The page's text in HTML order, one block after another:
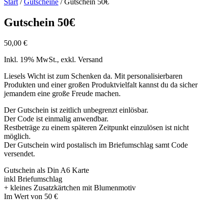
Gutschein 50€
50,00 €
Inkl. 19% MwSt., exkl. Versand
Liesels Wicht ist zum Schenken da. Mit personalisierbaren
Produkten und einer großen Produktvielfalt kannst du da sicher
jemandem eine große Freude machen.
Der Gutschein ist zeitlich unbegrenzt einlösbar.
Der Code ist einmalig anwendbar.
Restbeträge zu einem späteren Zeitpunkt einzulösen ist nicht
möglich.
Der Gutschein wird postalisch im Briefumschlag samt Code
versendet.
Gutschein als Din A6 Karte
inkl Briefumschlag
+ kleines Zusatzkärtchen mit Blumenmotiv
Im Wert von 50 €